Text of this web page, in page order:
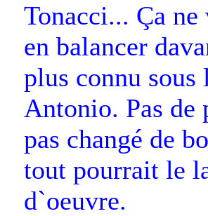
Tonacci... Ça
en balancer
plus connu sous
Antonio. Pas de
pas changé de
tout pourrait le
d`oeuvre.